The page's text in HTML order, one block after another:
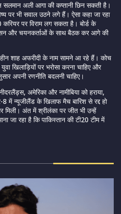
सलमान अली आगा की कप्तानी छिन सकती है।
पर भी सवाल उठने लगे हैं। ऐसा कहा जा रहा
पर विराम लग सकता है। बोर्ड के
और चयनकर्ताओं के साथ बैठक कर आगे की
शाह अफरीदी के नाम सामने आ रहे हैं। कोच
खिलाड़ियों पर भरोसा करना चाहिए और
अपनी रणनीति बदलनी चाहिए।
अमेरिका और नामीबिया को हराया,
में न्यूजीलैंड के खिलाफ मैच बारिश से रद्द हो
मिली। अंत में श्रीलंका पर जीत भी उन्हें
जा रहा है कि पाकिस्तान की टी20 टीम में